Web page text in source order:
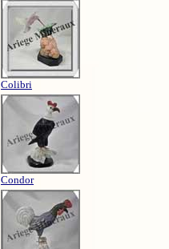
Colibri
Condor